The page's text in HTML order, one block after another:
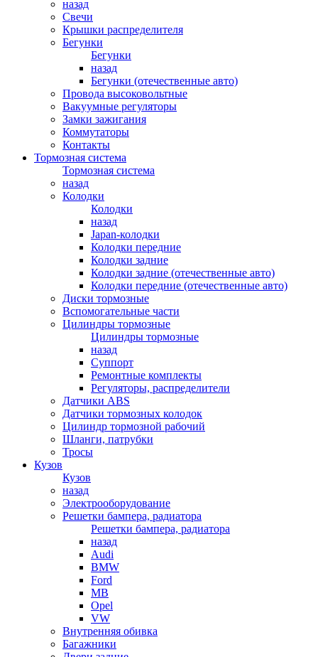
назад
Свечи
Крышки распределителя
Бегунки
Бегунки
назад
Бегунки (отечественные авто)
Провода высоковольтные
Вакуумные регуляторы
Замки зажигания
Коммутаторы
Контакты
Тормозная система
Тормозная система
назад
Колодки
Колодки
назад
Japan-колодки
Колодки передние
Колодки задние
Колодки задние (отечественные авто)
Колодки передние (отечественные авто)
Диски тормозные
Вспомогательные части
Цилиндры тормозные
Цилиндры тормозные
назад
Суппорт
Ремонтные комплекты
Регуляторы, распределители
Датчики ABS
Датчики тормозных колодок
Цилиндр тормозной рабочий
Шланги, патрубки
Тросы
Кузов
Кузов
назад
Электрооборудование
Решетки бампера, радиатора
Решетки бампера, радиатора
назад
Audi
BMW
Ford
MB
Opel
VW
Внутренняя обивка
Багажники